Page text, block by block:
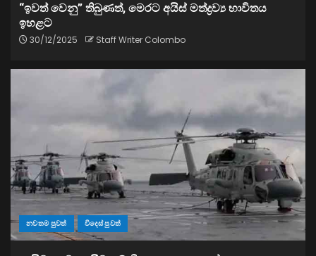
“ඉවත් වෙනු” තිබුණත්, මෙරට අයිස් මත්ද්‍රව්‍ය භාවිතය
ඉහළට
30/12/2025 Staff Writer Colombo
නවතම පුවත් විදෙස් පුවත්